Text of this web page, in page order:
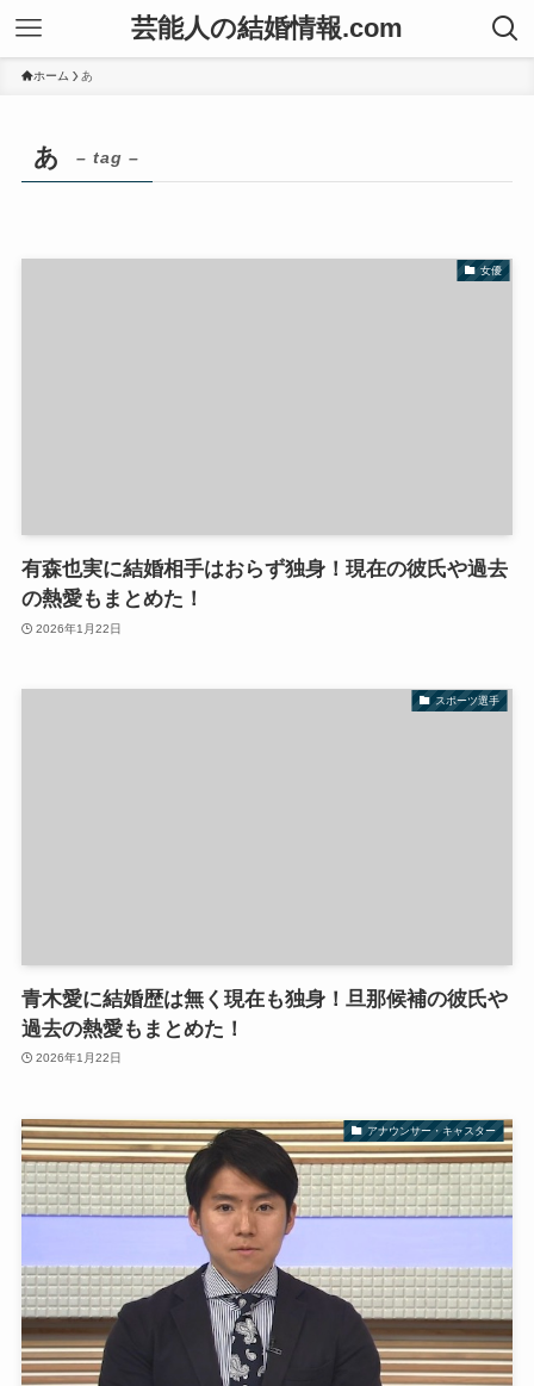
芸能人の結婚情報.com
ホーム あ
あ – tag –
女優
有森也実に結婚相手はおらず独身！現在の彼氏や過去
の熱愛もまとめた！
2026年1月22日
スポーツ選手
青木愛に結婚歴は無く現在も独身！旦那候補の彼氏や
過去の熱愛もまとめた！
2026年1月22日
アナウンサー・キャスター